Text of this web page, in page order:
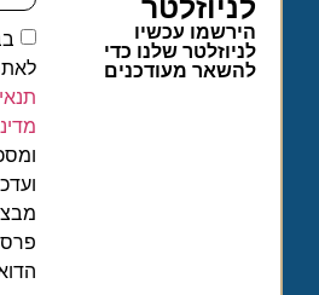
לניוזלטר
הירשמו עכשיו
לניוזלטר שלנו כדי
להשאר מעודכנים